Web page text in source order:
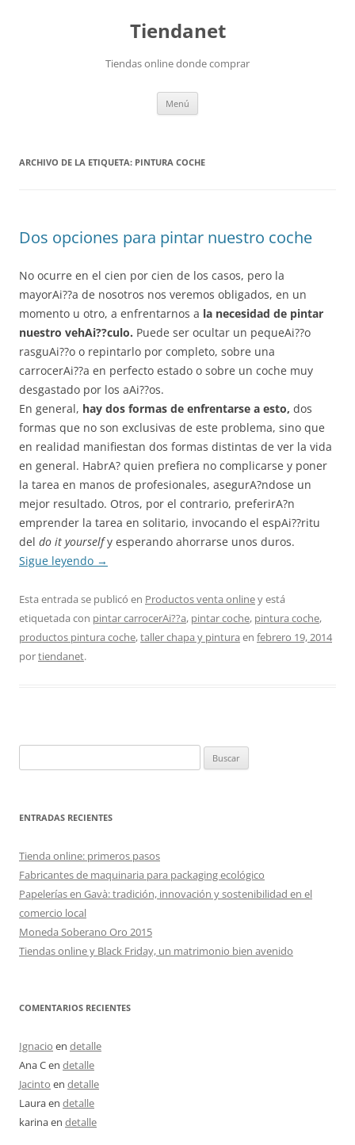
Tiendanet
Tiendas online donde comprar
Menú
ARCHIVO DE LA ETIQUETA: PINTURA COCHE
Dos opciones para pintar nuestro coche
No ocurre en el cien por cien de los casos, pero la
mayorAi??a de nosotros nos veremos obligados, en un
momento u otro, a enfrentarnos a la necesidad de pintar
nuestro vehAi??culo. Puede ser ocultar un pequeAi??o
rasguAi??o o repintarlo por completo, sobre una
carrocerAi??a en perfecto estado o sobre un coche muy
desgastado por los aAi??os.
En general, hay dos formas de enfrentarse a esto, dos
formas que no son exclusivas de este problema, sino que
en realidad manifiestan dos formas distintas de ver la vida
en general. HabrA? quien prefiera no complicarse y poner
la tarea en manos de profesionales, asegurA?ndose un
mejor resultado. Otros, por el contrario, preferirA?n
emprender la tarea en solitario, invocando el espAi??ritu
del do it yourselfy esperando ahorrarse unos duros.
Sigue leyendo →
Esta entrada se publicó en Productos venta onliney está
etiquetada con pintar carrocerAi??a, pintar coche, pintura coche,
productos pintura coche,taller chapa y pintura en febrero 19, 2014
portiendanet.
ENTRADAS RECIENTES
Tienda online: primeros pasos
Fabricantes de maquinaria para packaging ecológico
Papelerías en Gavà: tradición, innovación y sostenibilidad en el
comercio local
Moneda Soberano Oro 2015
Tiendas online y Black Friday, un matrimonio bien avenido
COMENTARIOS RECIENTES
Ignacio en detalle
Ana Cen detalle
Jacinto en detalle
Lauraen detalle
karinaen detalle